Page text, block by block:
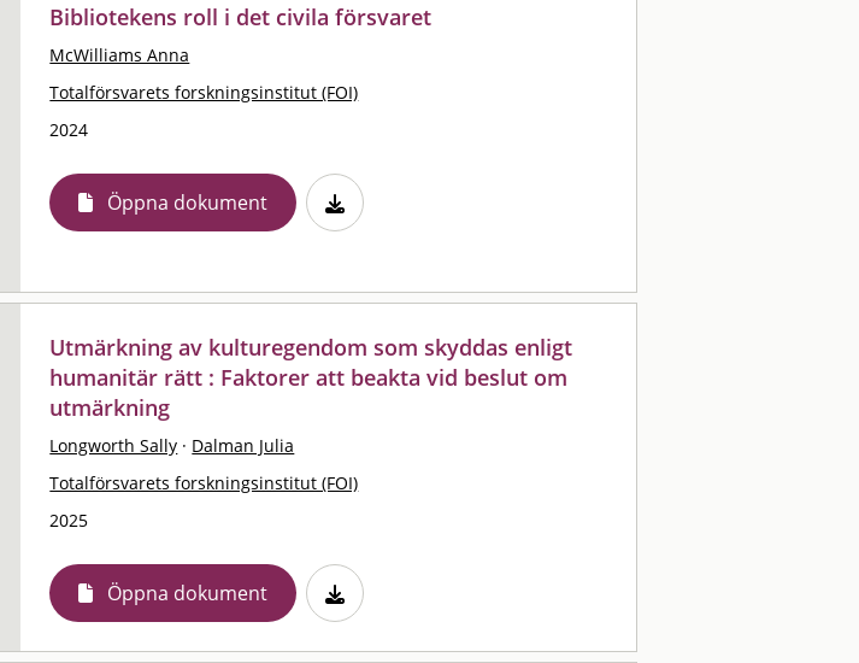
Bibliotekens roll i det civila försvaret
McWilliams Anna
Totalförsvarets forskningsinstitut (FOI)
2024
Öppna dokument
Utmärkning av kulturegendom som skyddas enligt
humanitär rätt : Faktorer att beakta vid beslut om
utmärkning
Longworth Sally · Dalman Julia
Totalförsvarets forskningsinstitut (FOI)
2025
Öppna dokument